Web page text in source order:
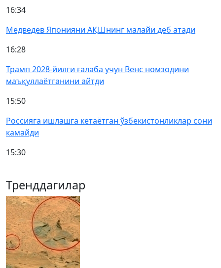
16:34
Медведев Японияни АҚШнинг малайи деб атади
16:28
Трамп 2028-йилги ғалаба учун Венс номзодини
маъқуллаётганини айтди
15:50
Россияга ишлашга кетаётган ўзбекистонликлар сони
камайди
15:30
Тренддагилар